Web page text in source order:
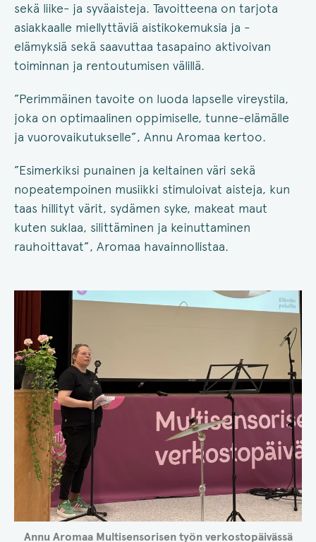
sekä liike- ja syväaisteja. Tavoitteena on tarjota
asiakkaalle miellyttäviä aistikokemuksia ja -
elämyksiä sekä saavuttaa tasapaino aktivoivan
toiminnan ja rentoutumisen välillä.
”Perimmäinen tavoite on luoda lapselle vireystila,
joka on optimaalinen oppimiselle, tunne-elämälle
ja vuorovaikutukselle”, Annu Aromaa kertoo.
”Esimerkiksi punainen ja keltainen väri sekä
nopeatempoinen musiikki stimuloivat aisteja, kun
taas hillityt värit, sydämen syke, makeat maut
kuten suklaa, silittäminen ja keinuttaminen
rauhoittavat”, Aromaa havainnollistaa.
Annu Aromaa Multisensorisen työn verkostopäivässä